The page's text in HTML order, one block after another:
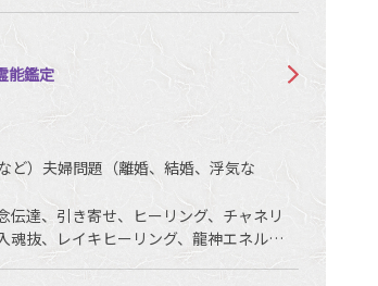
能鑑定
ど）夫婦問題（離婚、結婚、浮気な
達、引き寄せ、ヒーリング、チャネリ
魂抜、レイキヒーリング、龍神エネルギ